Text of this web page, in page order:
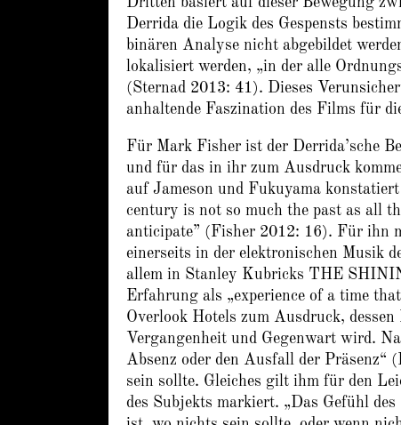
Derrida die Logik des Gespensts
binären Analyse nicht abgebildet
lokalisiert werden, „in der alle
(Sternad 2013: 41). Dieses
anhaltende Faszination des Films für
Für Mark Fisher ist der Derrida’sche
und für das in ihr zum Ausdruck
auf Jameson und Fukuyama
century is not so much the past as all
anticipate” (Fisher 2012: 16). Für ihn
einerseits in der elektronischen Musik
allem in Stanley Kubricks THE
Erfahrung als „experience of a time
Overlook Hotels zum Ausdruck,
Vergangenheit und Gegenwart wird.
Absenz oder den Ausfall der Präsenz“
sein sollte. Gleiches gilt ihm für den
des Subjekts markiert. „Das Gefühl